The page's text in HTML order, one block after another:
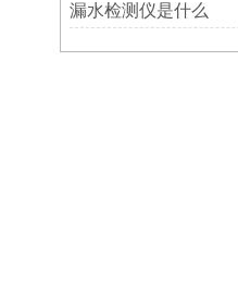
漏水检测仪是什么